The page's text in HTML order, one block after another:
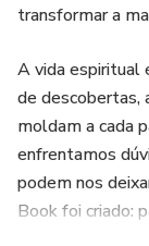
transformar a
A vida espiritual
de descobertas,
moldam a cada
enfrentamos
podem nos
Book foi criado: